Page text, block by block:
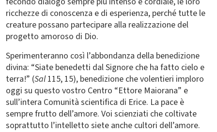
ricchezze di conoscenza e di esperienza, perché tutte le
creature possano partecipare alla realizzazione del
progetto amoroso di Dio.
Sperimenteranno così l’abbondanza della benedizione
divina: “Siate benedetti dal Signore che ha fatto cielo e
terra!” (Sal115, 15), benedizione che volentieri imploro
oggi su questo vostro Centro “Ettore Maiorana” e
sull’intera Comunità scientifica di Erice. La pace è
sempre frutto dell’amore. Voi scienziati che coltivate
soprattutto l’intelletto siete anche cultori dell’amore.